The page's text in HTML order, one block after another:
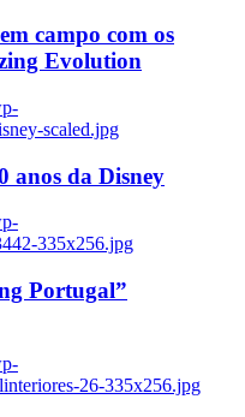
campo com os
Evolution
scaled.jpg
anos da Disney
335x256.jpg
Portugal”
26-335x256.jpg